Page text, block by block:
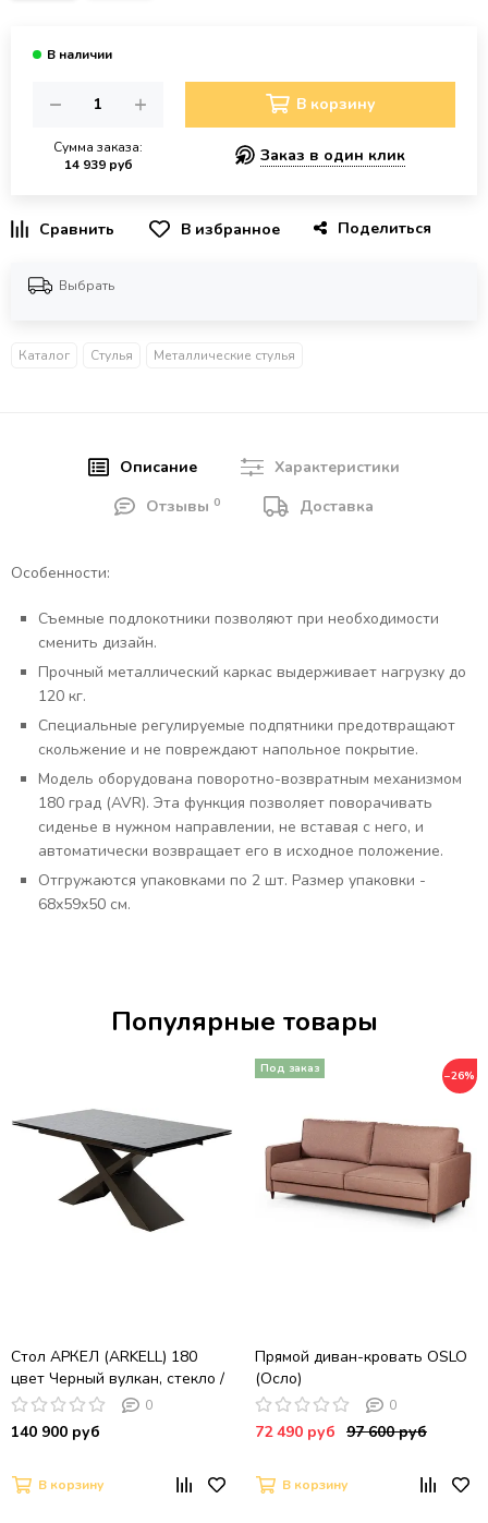
Сумма заказа:
14 939 руб
В корзину
Заказ в один клик
В избранное Поделиться
Выбрать
Каталог Стулья Металлические стулья
Описание
Характеристики
Отзывы 0 Доставка
Особенности:
Съемные подлокотники позволяют при необходимости
сменить дизайн.
Прочный металлический каркас выдерживает нагрузку до
120 кг.
Специальные регулируемые подпятники предотвращают
скольжение и не повреждают напольное покрытие.
Модель оборудована поворотно-возвратным механизмом
180 град (AVR). Эта функция позволяет поворачивать
сиденье в нужном направлении, не вставая с него, и
автоматически возвращает его в исходное положение.
Отгружаются упаковками по 2 шт. Размер упаковки -
68х59х50 см.
Популярные товары
Стол АРКЕЛ (ARKELL) 180
цвет Черный вулкан, стекло /
Шоколадное золото каркас,
®DISAUR
0
140 900 руб
В корзину
−26%
Прямой диван-кровать OSLO
(Осло)
0
72 490 руб 97 600 руб
В корзину